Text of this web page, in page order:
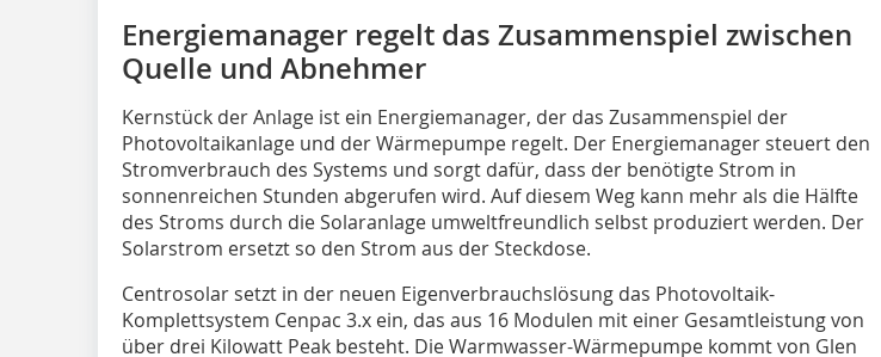
Energiemanager regelt das Zusammenspiel zwischen
Quelle und Abnehmer
Kernstück der Anlage ist ein Energiemanager, der das Zusammenspiel der
Photovoltaikanlage und der Wärmepumpe regelt. Der Energiemanager steuert den
Stromverbrauch des Systems und sorgt dafür, dass der benötigte Strom in
sonnenreichen Stunden abgerufen wird. Auf diesem Weg kann mehr als die Hälfte
des Stroms durch die Solaranlage umweltfreundlich selbst produziert werden. Der
Solarstrom ersetzt so den Strom aus der Steckdose.
Centrosolar setzt in der neuen Eigenverbrauchslösung das Photovoltaik-
Komplettsystem Cenpac 3.x ein, das aus 16 Modulen mit einer Gesamtleistung von
über drei Kilowatt Peak besteht. Die Warmwasser-Wärmepumpe kommt von Glen